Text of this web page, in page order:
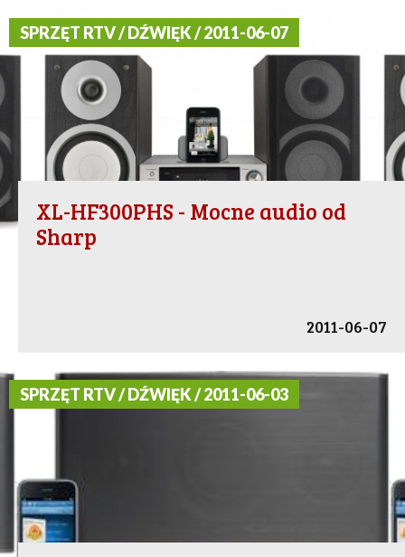
SPRZĘT RTV / DŹWIĘK / 2011-06-07
XL-HF300PHS - Mocne audio od
Sharp
2011-06-07
SPRZĘT RTV / DŹWIĘK / 2011-06-03